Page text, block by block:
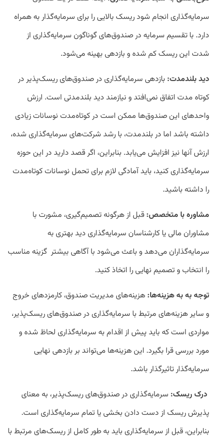
سرمایه‌گذاری انجام شود ریسک بالایی را برای سرمایه‌گذار به همراه
دارد. با تقسیم سرمایه در صندوق‌های گوناگون سرمایه‌گذاری از
شدت این ریسک کم شده و بازدهی بهینه می‌شود.
دید بلندمدت: بازدهی سرمایه‌گذاری در صندوق‌های ریسک‌پذیر در
کوتاه مدت اتفاق نمی‌افتد و نیازمند دید بلندمدتی است. ارزش
واحدهای این صندوق‌ها ممکن است در کوتاه‌مدت نوسانات زیادی
داشته باشد اما در بلندمدت، با رشد شرکت‌های سرمایه‌گذاری شده،
ارزش آ‌نها نیز افزایش می‌یابد. بنابراین، اگر قصد دارید در این حوزه
سرمایه‌گذاری کنید، باید آمادگی لازم برای تحمل نوسانات کوتاه‌مدت
را داشته باشید.
مشاوره با متخصص: قبل از هرگونه تصمیم‌گیری، مشورت با
مشاوران مالی یا کارشناسان سرمایه‌گذاری دید بهتری به
سرمایه‌گذاران می‌دهد و باعث می‌شود با آگاهی بیشتر گزینه مناسب
را انتخاب و تصمیم نهایی را اتخاذ کنید.
توجه به به هزینه‌ها: هزینه‌های مدیریت صندوق، کارمزدهای خروج
و سایر هزینه‌های مرتبط با سرمایه‌گذاری در صندوق‌های ریسک‌پذیر،
مواردی است که باید پیش از اقدام به سرمایه‌گذاری لحاظ شده و
مورد بررسی قرا بگیرد. این هزینه‌ها می‌تواند بر بازدهی نهایی
سرمایه‌گذار تاثیرگذار باشد.
درک ریسک: سرمایه‌گذاری در صندوق‌های ریسک‌پذیر، به معنای
پذیرش ریسک از دست دادن بخشی یا تمام سرمایه‌گذاری است.
بنابراین، قبل از سرمایه‌گذاری باید به طور کامل از ریسک‌های مرتبط با